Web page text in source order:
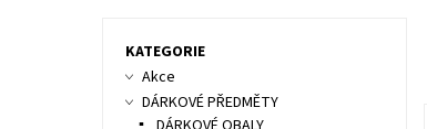
KATEGORIE
Akce
DÁRKOVÉ PŘEDMĚTY